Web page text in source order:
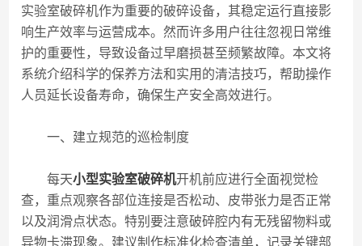
实验室破碎机作为重要的破碎设备，其稳定运行直接影
响生产效率与运营成本。然而许多用户往往忽视日常维
护的重要性，导致设备过早磨损甚至频繁故障。本文将
系统介绍科学的保养方法和实用的清洁技巧，帮助操作
人员延长设备寿命，确保生产安全高效进行。
一、建立规范的巡检制度
每天小型实验室破碎机开机前应进行全面视觉检
查，重点观察各部位连接是否松动、皮带张力是否正常
以及润滑点状态。特别要注意破碎腔内有无残留物料或
异物卡滞现象。建议制作标准化检查清单，记录关键部